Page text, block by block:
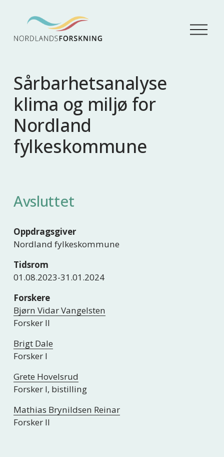
Å
p
Sårbarhetsanalyse
klima og miljø for
Nordland
fylkeskommune
Avsluttet
Oppdragsgiver
Nordland fylkeskommune
Tidsrom
01.08.2023-31.01.2024
Forskere
Bjørn Vidar Vangelsten
Forsker II
Brigt Dale
Forsker I
Grete Hovelsrud
Forsker I, bistilling
Mathias Brynildsen Reinar
Forsker II